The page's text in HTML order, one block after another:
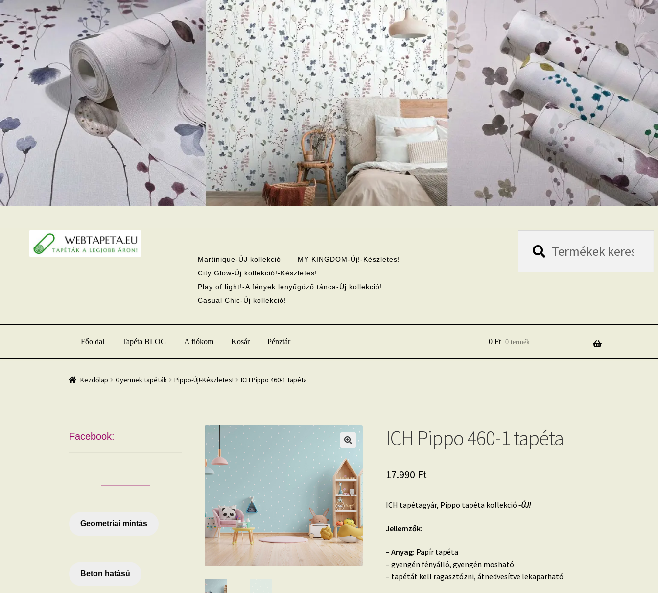
Ugrás
a
navigációhoz
Kilépés
a
tartalomba
Martinique-ÚJ kollekció!
MY KINGDOM-Új!-Készletes!
City Glow-Új kollekció!-Készletes!
Play of light!-A fények lenyűgöző tánca-Új kollekció!
Casual Chic-Új kollekció!
Keresés
következőre:
Főoldal Tapéta BLOG A fiókom Kosár Pénztár 0 Ft 0 termék
Kezdőlap Gyermek tapéták Pippo-Új!-Készletes! ICH Pippo 460-1 tapéta
ICH Pippo 460-1 tapéta
17.990 Ft
ICH tapétagyár, Pippo tapéta kollekció -ÚJ!
Jellemzők:
– Anyag: Papír tapéta
– gyengén fényálló, gyengén mosható
– tapétát kell ragasztózni, átnedvesítve lekaparható
Facebook:
Geometriai mintás
Beton hatású